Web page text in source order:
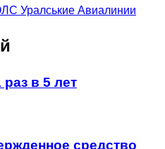
в 5 лет
средство